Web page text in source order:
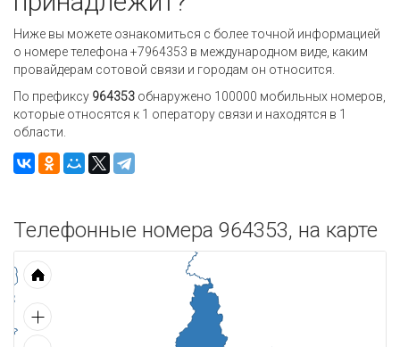
Ниже вы можете ознакомиться с более точной информацией
о номере телефона +7964353 в международном виде, каким
провайдерам сотовой связи и городам он относится.
По префиксу 964353 обнаружено 100000 мобильных номеров,
которые относятся к 1 оператору связи и находятся в 1
области.
Телефонные номера 964353, на карте